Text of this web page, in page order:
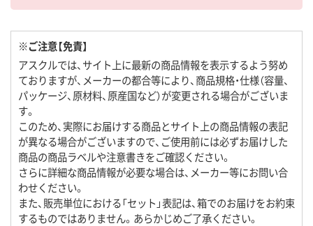
※ご注意【免責】
アスクルでは、サイト上に最新の商品情報を表示するよう努め
ておりますが、メーカーの都合等により、商品規格・仕様（容量、
パッケージ、原材料、原産国など）が変更される場合がございま
す。
このため、実際にお届けする商品とサイト上の商品情報の表記
が異なる場合がございますので、ご使用前には必ずお届けした
商品の商品ラベルや注意書きをご確認ください。
さらに詳細な商品情報が必要な場合は、メーカー等にお問い合
わせください。
また、販売単位における「セット」表記は、箱でのお届けをお約束
するものではありません。あらかじめご了承ください。